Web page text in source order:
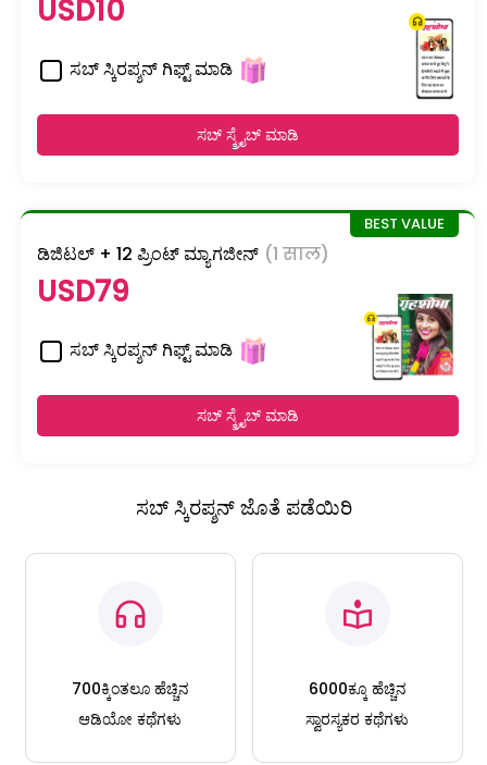
USD10
ಸಬ್ ಸ್ಕಿರಪ್ಶನ್ ಗಿಫ್ಟ್ ಮಾಡಿ
ಸಬ್ ಸ್ಕ್ರೈಬ್ ಮಾಡಿ
ಡಿಜಿಟಲ್ + 12 ಪ್ರಿಂಟ್ ಮ್ಯಾಗಜೀನ್ (1 साल)
USD79
ಸಬ್ ಸ್ಕಿರಪ್ಶನ್ ಗಿಫ್ಟ್ ಮಾಡಿ
ಸಬ್ ಸ್ಕ್ರೈಬ್ ಮಾಡಿ
ಸಬ್ ಸ್ಕಿರಪ್ಶನ್ ಜೊತೆ ಪಡೆಯಿರಿ
700ಕ್ಕಿಂತಲೂ ಹೆಚ್ಚಿನ
ಆಡಿಯೋ ಕಥೆಗಳು
6000ಕ್ಕೂ ಹೆಚ್ಚಿನ
ಸ್ವಾರಸ್ಯಕರ ಕಥೆಗಳು